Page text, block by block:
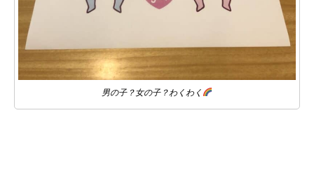
男の子？女の子？わくわく